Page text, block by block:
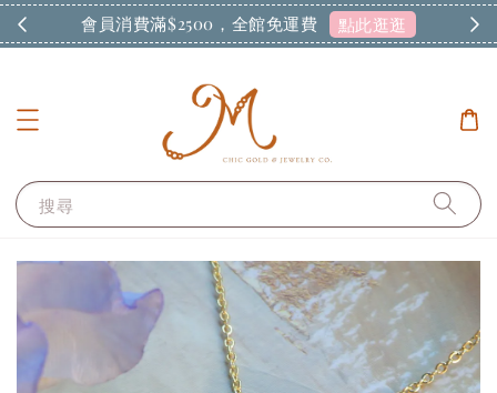
現在註冊會員，贈送$100折價優惠 開始購物
搜尋